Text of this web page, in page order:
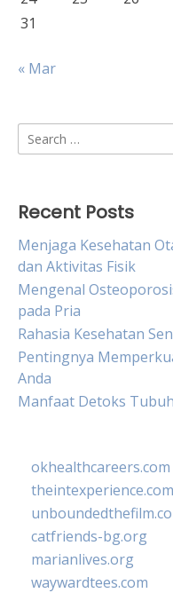
31
« Mar
Search
for:
Recent Posts
Menjaga Kesehatan
dan Aktivitas Fisik
Mengenal
pada Pria
Rahasia Kesehatan
Pentingnya
Anda
Manfaat Detoks
okhealthcareers.com
theintexperience.com
catfriends-bg.org
marianlives.org
waywardtees.com